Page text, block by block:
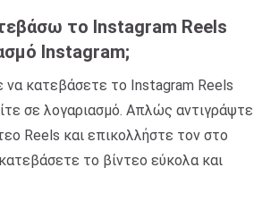
το Instagram Reels
Instagram;
να κατεβάσετε το Instagram Reels
σε λογαριασμό. Απλώς αντιγράψτε
Reels και επικολλήστε τον στο
το βίντεο εύκολα και